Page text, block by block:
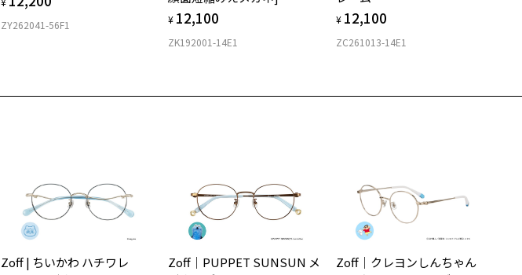
ZY262041-56F1 ¥ 12,100
ZK192001-14E1
¥ 12,100
ZC261013-14E1
Zoff | ちいかわ ハチワレ
Zoff｜PUPPET SUNSUN メ
Zoff｜クレヨンしんちゃん